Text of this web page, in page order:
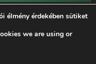
évi működésének
0121 sz. támogatási
támogatta az
élmény érdekében sütiket
we are using or